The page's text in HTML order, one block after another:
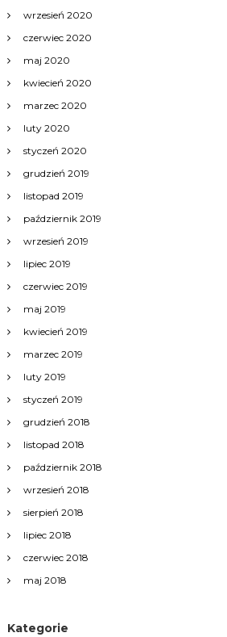
wrzesień 2020
czerwiec 2020
maj 2020
kwiecień 2020
marzec 2020
luty 2020
styczeń 2020
grudzień 2019
listopad 2019
październik 2019
wrzesień 2019
lipiec 2019
czerwiec 2019
maj 2019
kwiecień 2019
marzec 2019
luty 2019
styczeń 2019
grudzień 2018
listopad 2018
październik 2018
wrzesień 2018
sierpień 2018
lipiec 2018
czerwiec 2018
maj 2018
Kategorie